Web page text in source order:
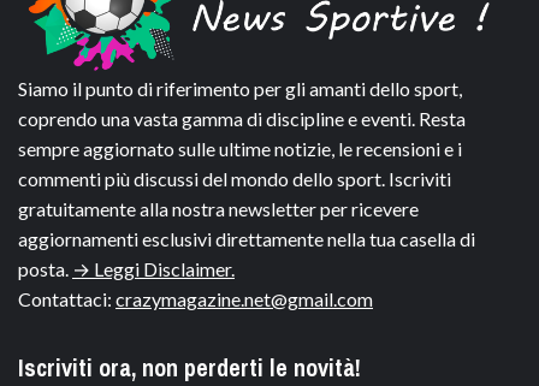
Siamo il punto di riferimento per gli amanti dello sport,
coprendo una vasta gamma di discipline e eventi. Resta
sempre aggiornato sulle ultime notizie, le recensioni e i
commenti più discussi del mondo dello sport. Iscriviti
gratuitamente alla nostra newsletter per ricevere
aggiornamenti esclusivi direttamente nella tua casella di
posta. → Leggi Disclaimer.
Contattaci: crazymagazine.net@gmail.com
Iscriviti ora, non perderti le novità!